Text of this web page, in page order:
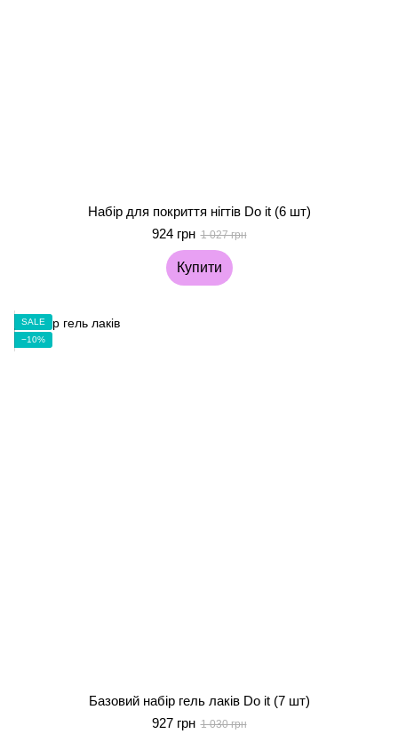
Набір для покриття нігтів Do it (6 шт)
924 грн 1 027 грн
Купити
SALE
−10%
Базовий набір гель лаків Do it (7 шт)
927 грн 1 030 грн